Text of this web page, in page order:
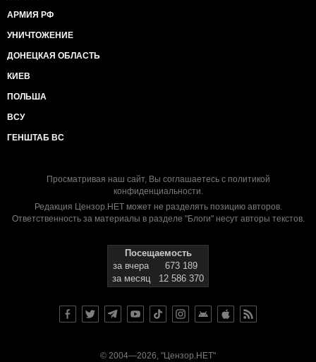
АРМИЯ РФ
УНИЧТОЖЕНИЕ
ДОНЕЦКАЯ ОБЛАСТЬ
КИЕВ
ПОЛЬША
ВСУ
ГЕНШТАБ ВС
Просматривая наш сайт, Вы соглашаетесь с политикой
конфиденциальности.
Редакция Цензор.НЕТ может не разделять позицию авторов.
Ответственность за материалы в разделе "Блоги" несут авторы текстов.
Посещаемость
за вчера
673 189
за месяц
12 586 370
© 2004—2026, "Цензор.НЕТ"